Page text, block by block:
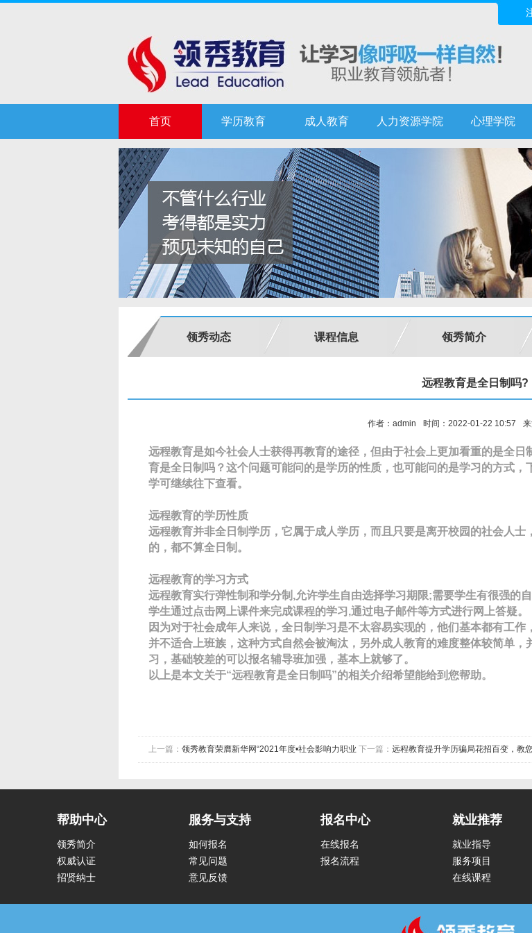
首页 学历教育 成人教育 人力资源学院 心理学院
领秀动态 课程信息 领秀简介
远程教育是全日制吗?
作者：admin 时间：2022-01-22 10:57
远程教育是如今社会人士获得再教育的途径，但由于社会上更加看重的是全
育是全日制吗？这个问题可能问的是学历的性质，也可能问的是学习的方式
学可继续往下查看。
远程教育的学历性质
远程教育并非全日制学历，它属于成人学历，而且只要是离开校园的社会人
的，都不算全日制。
远程教育的学习方式
远程教育实行弹性制和学分制,允许学生自由选择学习期限;需要学生有很强的
学生通过点击网上课件来完成课程的学习,通过电子邮件等方式进行网上答疑。
因为对于社会成年人来说，全日制学习是不太容易实现的，他们基本都有工
并不适合上班族，这种方式自然会被淘汰，另外成人教育的难度整体较简单
习，基础较差的可以报名辅导班加强，基本上就够了。
以上是本文关于“远程教育是全日制吗”的相关介绍希望能给到您帮助。
上一篇： 领秀教育荣膺新华网“2021年度•社会影响力职业 下一篇： 远程教育提升学历骗局花招百变，教
帮助中心
领秀简介
权威认证
招贤纳士
服务与支持
如何报名
常见问题
意见反馈
报名中心
在线报名
报名流程
就业推荐
就业指导
服务项目
在线课程